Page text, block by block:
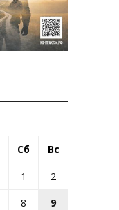
Сб Вс
1
2
8
9